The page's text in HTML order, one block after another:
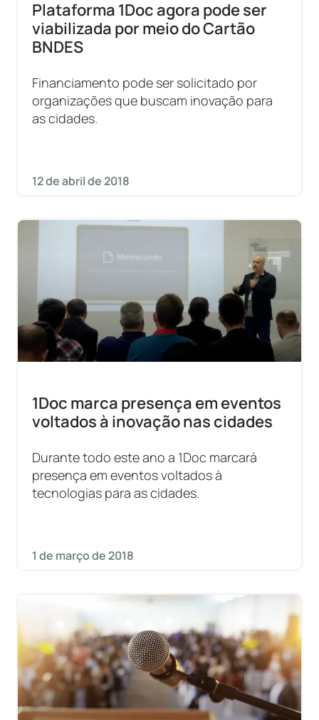
Plataforma 1Doc agora pode ser
viabilizada por meio do Cartão
BNDES
Financiamento pode ser solicitado por
organizações que buscam inovação para
as cidades.
12 de abril de 2018
1Doc marca presença em eventos
voltados à inovação nas cidades
Durante todo este ano a 1Doc marcará
presença em eventos voltados à
tecnologias para as cidades.
1 de março de 2018